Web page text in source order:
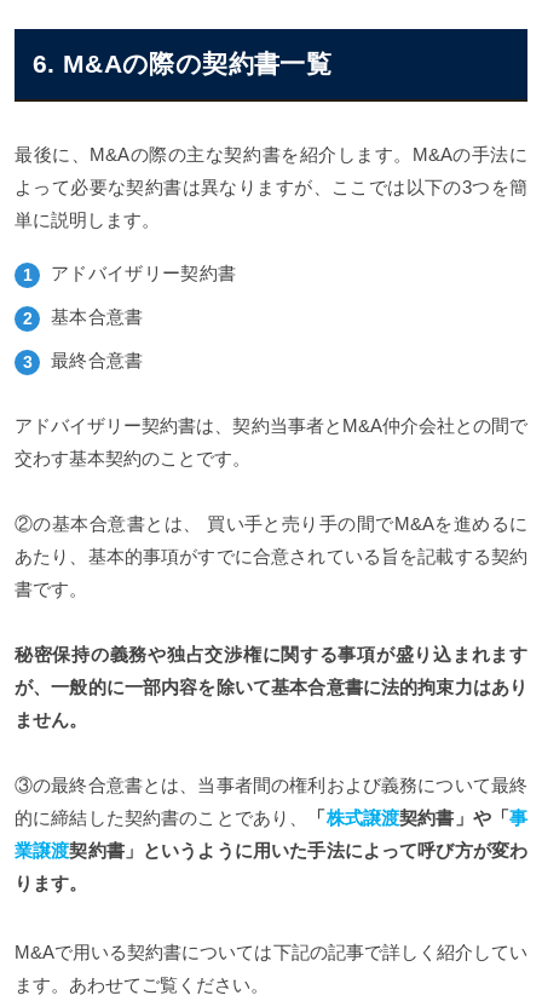
6. M&Aの際の契約書一覧
最後に、M&Aの際の主な契約書を紹介します。M&Aの手法に
よって必要な契約書は異なりますが、ここでは以下の3つを簡
単に説明します。
アドバイザリー契約書
基本合意書
最終合意書
アドバイザリー契約書は、契約当事者とM&A仲介会社との間で
交わす基本契約のことです。
②の基本合意書とは、 買い手と売り手の間でM&Aを進めるに
あたり、基本的事項がすでに合意されている旨を記載する契約
書です。
秘密保持の義務や独占交渉権に関する事項が盛り込まれます
が、一般的に一部内容を除いて基本合意書に法的拘束力はあり
ません。
③の最終合意書とは、当事者間の権利および義務について最終
的に締結した契約書のことであり、
「株式譲渡契約書」や「事
業譲渡契約書」というように用いた手法によって呼び方が変わ
ります。
M&Aで用いる契約書については下記の記事で詳しく紹介してい
ます。あわせてご覧ください。